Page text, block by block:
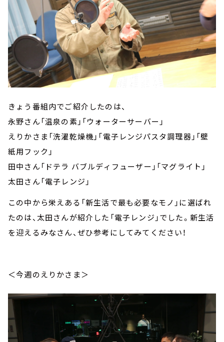
きょう番組内でご紹介したのは、
永野さん「温泉の素」「ウォーターサーバー」
えりかさま「洗濯乾燥機」「電子レンジパスタ調理器」「壁
紙用フック」
田中さん「ドテラ バブルディフューザー」「マグライト」
太田さん「電子レンジ」
この中から栄えある「新生活で最も必要なモノ」に選ばれ
たのは、太田さんが紹介した「電子レンジ」でした。新生活
を迎えるみなさん、ぜひ参考にしてみてください！
＜今週のえりかさま＞